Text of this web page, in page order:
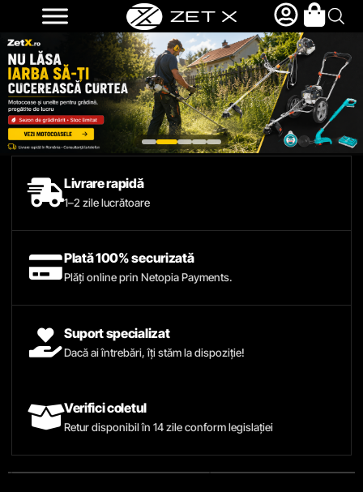
Livrare rapidă
1–2 zile lucrătoare
Plată 100% securizată
Plăți online prin Netopia Payments.
Suport specializat
Dacă ai întrebări, îți stăm la dispoziție!
Verifici coletul
Retur disponibil în 14 zile conform legislației